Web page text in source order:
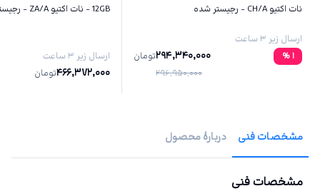
نات اکتیو CH/A - رجیستر شده
ارسال زیر ۳ ساعت
1
%
294,340,000
296,950,000
تومان
12GB - نات اکتیو ZA/A - رجیستر شده
ارسال زیر ۳ ساعت
466,372,000تومان
مشخصات فنی دربارهٔ محصول
مشخصات فنی